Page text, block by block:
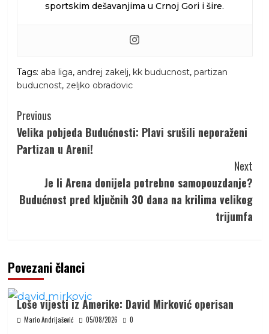
sportskim dešavanjima u Crnoj Gori i šire.
Tags: aba liga, andrej zakelj, kk buducnost, partizan
buducnost, zeljko obradovic
Continue
Reading
Previous
Velika pobjeda Budućnosti: Plavi srušili neporaženi
Partizan u Areni!
Next
Je li Arena donijela potrebno samopouzdanje?
Budućnost pred ključnih 30 dana na krilima velikog
trijumfa
Povezani članci
Loše vijesti iz Amerike: David Mirković operisan
Mario Andrijašević 05/08/2026 0